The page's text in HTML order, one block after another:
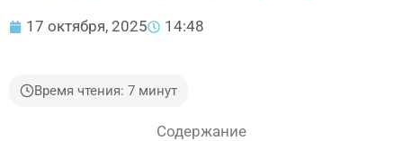
17 октября, 2025 14:48
Время чтения: 7 минут
Содержание